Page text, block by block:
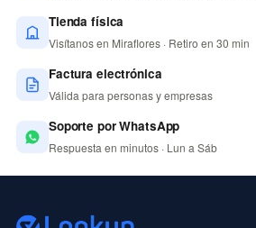
Tienda física
Visítanos en Miraflores · Retiro en 30 min
Factura electrónica
Válida para personas y empresas
Soporte por WhatsApp
Respuesta en minutos · Lun a Sáb